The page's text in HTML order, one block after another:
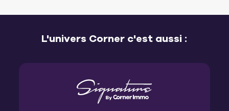
L'univers Corner c'est aussi :